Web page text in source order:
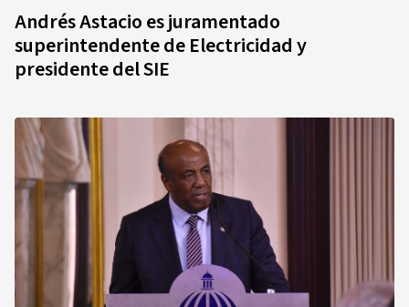
Andrés Astacio es juramentado
superintendente de Electricidad y
presidente del SIE